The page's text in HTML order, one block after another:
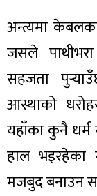
अन्त्यमा
जसले पाथीभरा
सहजता
आस्थाको
यहाँका कुनै
हाल
मजबुद बनाउन